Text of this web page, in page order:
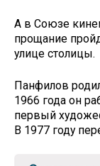
А в Союзе
прощание
улице столицы.
Панфилов
1966 года он
первый
В 1977 году